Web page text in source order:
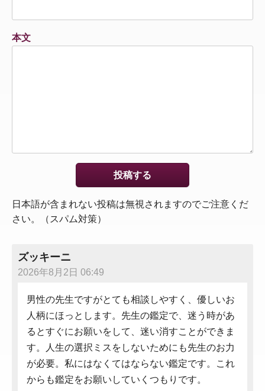
本文
日本語が含まれない投稿は無視されますのでご注意くだ
さい。（スパム対策）
ズッキーニ
2026年8月2日 06:49
男性の先生ですがとても相談しやすく、優しいお
人柄にほっとします。先生の鑑定で、迷う時があ
るとすぐにお願いをして、迷い消すことができま
す。人生の選択ミスをしないためにも先生のお力
が必要。私にはなくてはならない鑑定です。これ
からも鑑定をお願いしていくつもりです。